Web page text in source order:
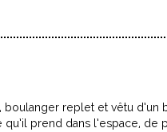
boulanger replet et vêtu d’un
prend dans l’espace,